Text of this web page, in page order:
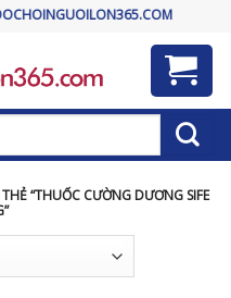
“THUỐC CƯỜNG DƯƠNG SIFE